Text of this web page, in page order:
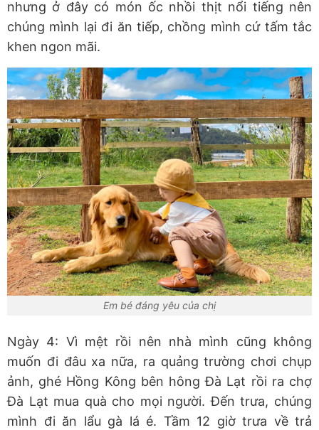
nhưng ở đây có món ốc nhồi thịt nổi tiếng nên
chúng mình lại đi ăn tiếp, chồng mình cứ tấm tắc
khen ngon mãi.
Em bé đáng yêu của chị
Ngày 4: Vì mệt rồi nên nhà mình cũng không
muốn đi đâu xa nữa, ra quảng trường chơi chụp
ảnh, ghé Hồng Kông bên hông Đà Lạt rồi ra chợ
Đà Lạt mua quà cho mọi người. Đến trưa, chúng
mình đi ăn lẩu gà lá é. Tầm 12 giờ trưa về trả